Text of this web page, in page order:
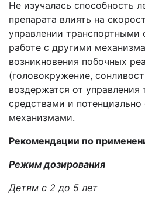
Не изучалась способность
препарата влиять на
управлении транспортными
работе с другими
возникновения побочных
(головокружение,
воздержатся от
средствами и
механизмами.
Рекомендации по
Режим дозирования
Детям с 2 до 5 лет